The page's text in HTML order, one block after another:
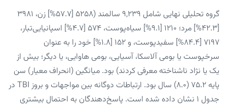
گروه تحلیلی نهایی شامل ۹,۲۳۹ سالمند (۵۲۵۸ [۵۷.۷%] زن، ۳۹۸۱
[۴۲.۳%] مرد؛ ۱۲۱۰ [۹.۱%] سیاه‌پوست، ۵۷۴ [۴.۷%] اسپانیایی‌تبار،
۷۱۹۷ [۸۴.۴%] سفیدپوست، و ۱۵۲ [۱.۸%] خود را به عنوان
سرخپوست یا بومی آلاسکا، آسیایی، بومی هاوایی، یا دیگر؛ بیش از
یک یا نژاد ناشناخته معرفی کردند) بود. میانگین (انحراف معیار) سن
پایه ۷۵.۲ (۸.۰) سال بود. ارتباطات دوگانه بین مواجهات و بروز TBI در
جدول ۱ نشان داده شده است. پاسخ‌دهندگان به احتمال بیشتری